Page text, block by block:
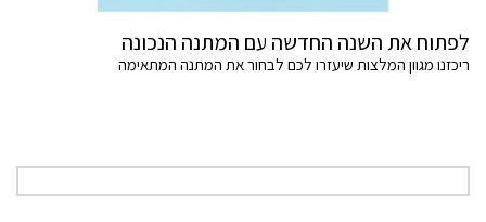
לפתוח את השנה החדשה עם המתנה הנכונה
ריכזנו מגוון המלצות שיעזרו לכם לבחור את המתנה המתאימה